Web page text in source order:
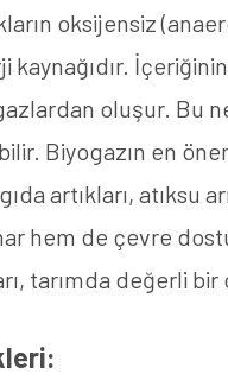
oksijensiz
İçeriğinin
oluşur. Bu
Biyogazın en
artıkları, atıksu
hem de çevre
tarımda değerli